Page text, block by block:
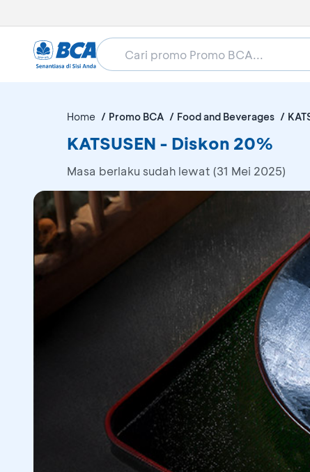
Home Promo BCA Food and Beverages
KATSUSEN - Diskon 20%
Masa berlaku sudah lewat (31 Mei 2025)